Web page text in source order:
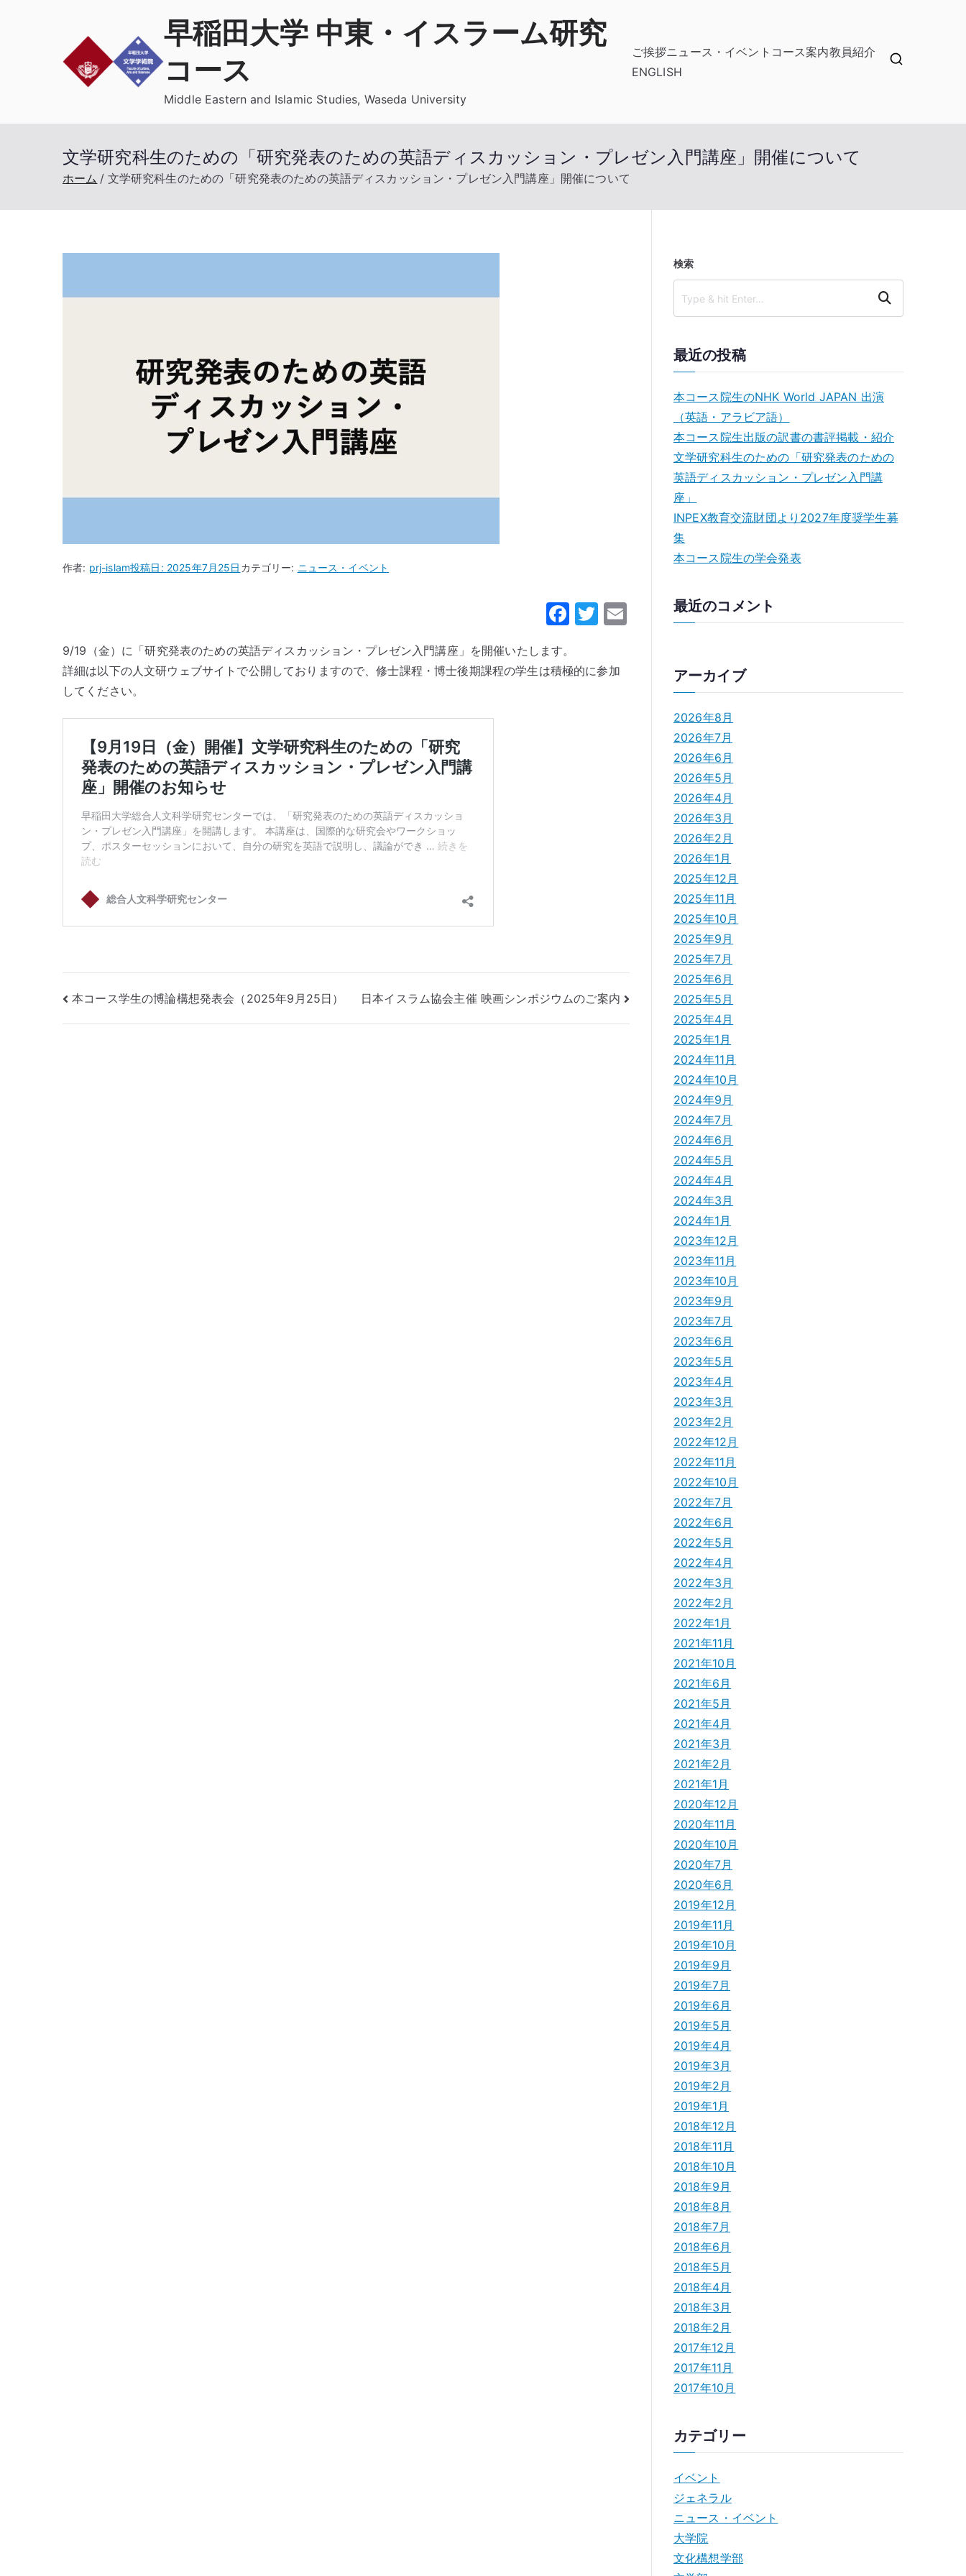
早稲田大学 中東・イスラーム研究
コース
Middle Eastern and Islamic Studies, Waseda University
ご挨拶ニュース・イベント コース案内教員紹介
ENGLISH
文学研究科生のための「研究発表のための英語ディスカッション・プレゼン⼊⾨講座」開催について
ホーム 文学研究科生のための「研究発表のための英語ディスカッション・プレゼン⼊⾨講座」開催について
作者: prj-islam投稿日: 2025年7月25日 カテゴリー: ニュース・イベント
F
c
e
T
it
te
9/19（金）に「研究発表のための英語ディスカッション・プレゼン入門講座」を開催いたします。
詳細は以下の人文研ウェブサイトで公開しておりますので、修士課程・博士後期課程の学生は積極的に参加
してください。
投
稿
本コース学生の博論構想発表会（2025年9月25日） 日本イスラム協会主催 映画シンポジウムのご案内
検索
Search
最近の投稿
本コース院生のNHK World JAPAN 出演
（英語・アラビア語）
本コース院生出版の訳書の書評掲載・紹介
文学研究科生のための「研究発表のための
英語ディスカッション・プレゼン⼊⾨講
座」
INPEX教育交流財団より2027年度奨学生募
集
本コース院生の学会発表
最近のコメント
アーカイブ
2026年8月
2026年7月
2026年6月
2026年5月
2026年4月
2026年3月
2026年2月
2026年1月
2025年12月
2025年11月
2025年10月
2025年9月
2025年7月
2025年6月
2025年5月
2025年4月
2025年1月
2024年11月
2024年10月
2024年9月
2024年7月
2024年6月
2024年5月
2024年4月
2024年3月
2024年1月
2023年12月
2023年11月
2023年10月
2023年9月
2023年7月
2023年6月
2023年5月
2023年4月
2023年3月
2023年2月
2022年12月
2022年11月
2022年10月
2022年7月
2022年6月
2022年5月
2022年4月
2022年3月
2022年2月
2022年1月
2021年11月
2021年10月
2021年6月
2021年5月
2021年4月
2021年3月
2021年2月
2021年1月
2020年12月
2020年11月
2020年10月
2020年7月
2020年6月
2019年12月
2019年11月
2019年10月
2019年9月
2019年7月
2019年6月
2019年5月
2019年4月
2019年3月
2019年2月
2019年1月
2018年12月
2018年11月
2018年10月
2018年9月
2018年8月
2018年7月
2018年6月
2018年5月
2018年4月
2018年3月
2018年2月
2017年12月
2017年11月
2017年10月
カテゴリー
イベント
ジェネラル
ニュース・イベント
大学院
文化構想学部